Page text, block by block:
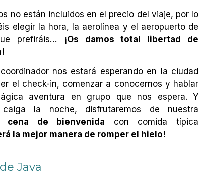
no están incluidos en el precio del viaje, por lo
elegir la hora, la aerolínea y el aeropuerto de
prefiráis…
¡Os damos total libertad de
nos estará esperando en la ciudad
el check-in, comenzar a conocernos y hablar
aventura en grupo que nos espera. Y
caiga la noche, disfrutaremos de nuestra
cena de bienvenida con comida típica
la mejor manera de romper el hielo!
Java